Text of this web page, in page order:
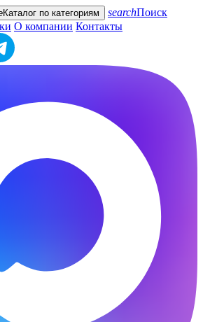
Каталог по категориям searchПоиск
О компании Контакты